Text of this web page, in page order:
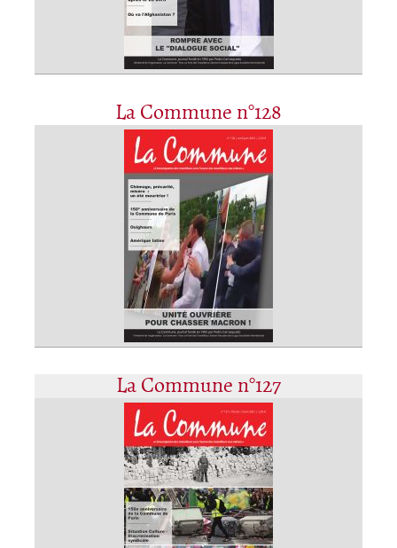
La Commune n°128
La Commune n°127